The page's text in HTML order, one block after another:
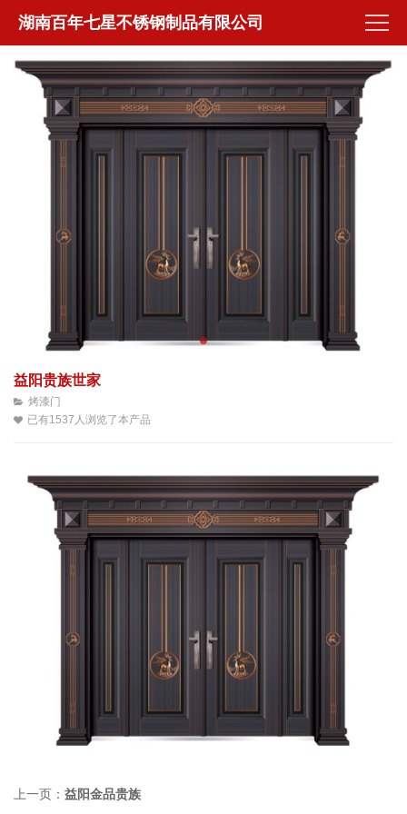
湖南百年七星不锈钢制品有限公司
益阳贵族世家
烤漆门
已有1537人浏览了本产品
上一页： 益阳金品贵族